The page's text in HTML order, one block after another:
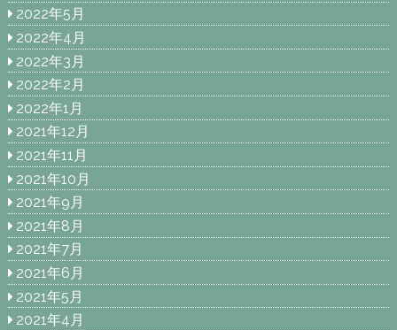
2022年5月
2022年4月
2022年3月
2022年2月
2022年1月
2021年12月
2021年11月
2021年10月
2021年9月
2021年8月
2021年7月
2021年6月
2021年5月
2021年4月